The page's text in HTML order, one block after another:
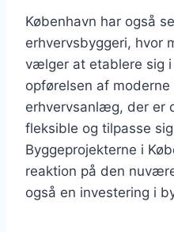
København har også
erhvervsbyggeri, hvor
vælger at etablere sig
opførelsen af
erhvervsanlæg, der er
fleksible og tilpasse
Byggeprojekterne i
reaktion på den
også en investering i